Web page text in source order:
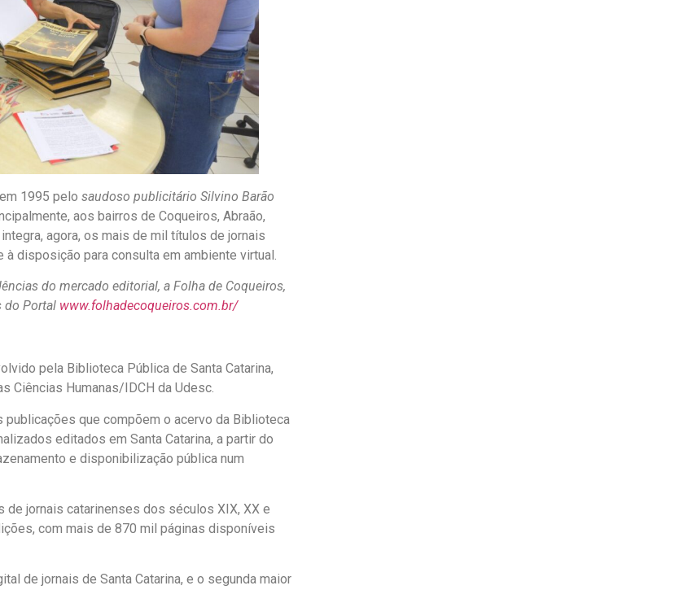
1995 pelo saudoso publicitário Silvino Barão
aos bairros de Coqueiros, Abraão,
agora, os mais de mil títulos de jornais
disposição para consulta em ambiente virtual.
do mercado editorial, a Folha de Coqueiros,
do Portal www.folhadecoqueiros.com.br/
pela Biblioteca Pública de Santa Catarina,
Ciências Humanas/IDCH da Udesc.
que compõem o acervo da Biblioteca
editados em Santa Catarina, a partir do
e disponibilização pública num
jornais catarinenses dos séculos XIX, XX e
com mais de 870 mil páginas disponíveis
de jornais de Santa Catarina, e o segunda maior